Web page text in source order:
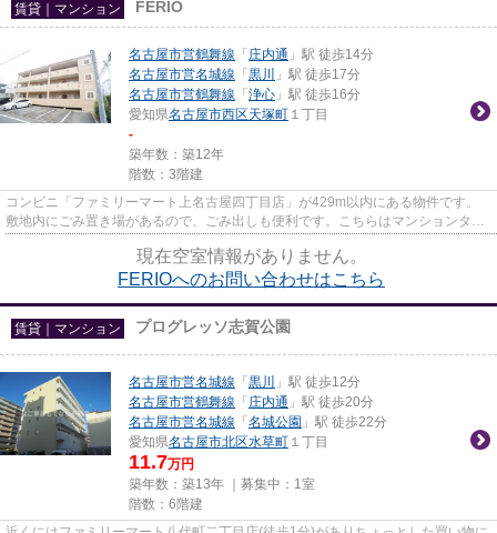
賃貸｜マンション FERIO
名古屋市営鶴舞線 「 庄内通 」駅 徒歩14分
名古屋市営名城線 「 黒川
」駅 徒歩17分
名古屋市営鶴舞線 「 浄心 」駅 徒歩16分
愛知県名古屋市西区天塚町 １丁目
-
築年数：築12年
階数：3階建
コンビニ「ファミリーマート上名古屋四丁目店」が429m以内にある物件です。
敷地内にごみ置き場があるので、ごみ出しも便利です。こちらはマンションタイ
現在空室情報がありません。
FERIOへのお問い合わせはこちら
賃貸｜マンション プログレッソ志賀公園
名古屋市営名城線 「 黒川
」駅 徒歩12分
名古屋市営鶴舞線 「 庄内通 」駅 徒歩20分
名古屋市営名城線 「 名城公園 」駅 徒歩22分
愛知県名古屋市北区水草町 １丁目
11.7万円
築年数：築13年 ｜募集中： 1室
階数：6階建